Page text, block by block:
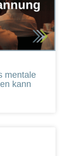
mentale
kann